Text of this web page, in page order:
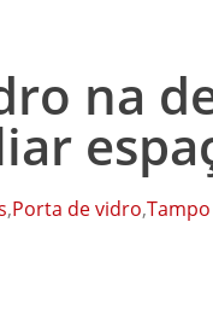
na
,Porta de vidro,